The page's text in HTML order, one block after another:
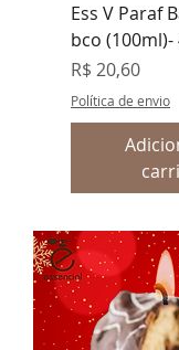
Ess V Paraf
bco (100ml)-
Preço
R$ 20,60
Política de envio